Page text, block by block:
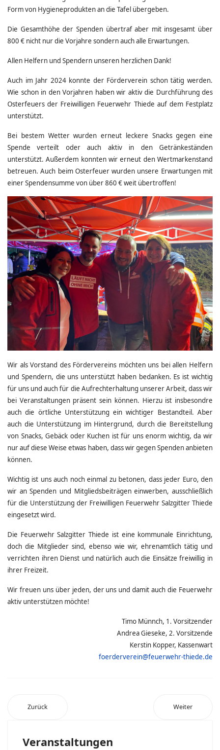
Form von Hygieneprodukten an die Tafel übergeben.
Die Gesamthöhe der Spenden übertraf aber mit insgesamt über
800 € nicht nur die Vorjahre sondern auch alle Erwartungen.
Allen Helfern und Spendern unseren herzlichen Dank!
Auch im Jahr 2024 konnte der Förderverein schon tätig werden.
Wie schon in den Vorjahren haben wir aktiv die Durchführung des
Osterfeuers der Freiwilligen Feuerwehr Thiede auf dem Festplatz
unterstützt.
Bei bestem Wetter wurden erneut leckere Snacks gegen eine
Spende verteilt oder auch aktiv in den Getränkeständen
unterstützt. Außerdem konnten wir erneut den Wertmarkenstand
betreuen. Auch beim Osterfeuer wurden unsere Erwartungen mit
einer Spendensumme von über 860 € weit übertroffen!
Wir als Vorstand des Fördervereins möchten uns bei allen Helfern
und Spendern, die uns unterstützt haben bedanken. Es ist wichtig
für uns und auch für die Aufrechterhaltung unserer Arbeit, dass wir
bei Veranstaltungen präsent sein können. Hierzu ist insbesondre
auch die örtliche Unterstützung ein wichtiger Bestandteil. Aber
auch die Unterstützung im Hintergrund, durch die Bereitstellung
von Snacks, Gebäck oder Kuchen ist für uns enorm wichtig, da wir
nur auf diese Weise etwas haben, dass wir gegen Spenden anbieten
können.
Wichtig ist uns auch noch einmal zu betonen, dass jeder Euro, den
wir an Spenden und Mitgliedsbeiträgen einwerben, ausschließlich
für die Unterstützung der Freiwilligen Feuerwehr Salzgitter Thiede
eingesetzt wird.
Die Feuerwehr Salzgitter Thiede ist eine kommunale Einrichtung,
doch die Mitglieder sind, ebenso wie wir, ehrenamtlich tätig und
verrichten ihren Dienst und natürlich auch die Einsätze freiwillig in
ihrer Freizeit.
Wir freuen uns über jeden, der uns und damit auch die Feuerwehr
aktiv unterstützen möchte!
Timo Münnch, 1. Vorsitzender
Andrea Gieseke, 2. Vorsitzende
Kerstin Kopper, Kassenwart
foerderverein@feuerwehr-thiede.de
Zurück Weiter
Veranstaltungen